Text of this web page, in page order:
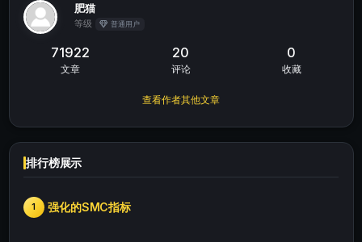
肥猫
等级 普通用户
71922
文章
20
评论
0
收藏
查看作者其他文章
排行榜展示
1 强化的SMC指标